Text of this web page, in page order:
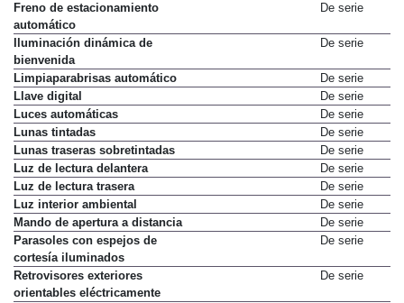
Freno de estacionamiento
automático
De serie
Iluminación dinámica de
bienvenida
De serie
Limpiaparabrisas automático
De serie
Llave digital
De serie
Luces automáticas
De serie
Lunas tintadas
De serie
Lunas traseras sobretintadas
De serie
Luz de lectura delantera
De serie
Luz de lectura trasera
De serie
Luz interior ambiental
De serie
Mando de apertura a distancia
De serie
Parasoles con espejos de
cortesía iluminados
De serie
Retrovisores exteriores
orientables eléctricamente
De serie